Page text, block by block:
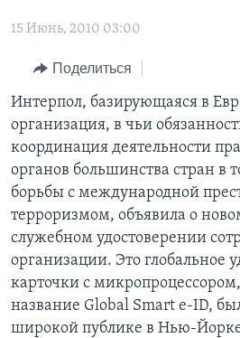
основной
Перейти
поиск
ИТОГИ
ПОЧЕМУ ЭТО ВАЖНО?
ДИСКУССИЯ VOA
НЬЮ-ЙОРК NEW YORK
АМЕРИКА. БОЛЬШОЕ
НАША АМЕРИКАНСКАЯ ИСТОРИЯ
А КАК В АМЕРИКЕ?
АРТЕФАКТЫ
АМЕРИКАНСКИЕ ГОРОДКИ
ТЕСТЫ
ИНТЕРВЬЮ
ФАКТЫ ПРОТИВ ФЕЙКОВ
ЗА СВОБОДУ ПРЕССЫ
УЧИМ АНГЛИЙСКИЙ
ВИДЕО
ПОДПИСКА НА НОВОСТИ
Learning English
СОЦИАЛЬНЫЕ СЕТИ
15 Июнь, 2010 03:00
Поделиться
Интерпол, базирующаяся в
организация, в чьи
координация деятельности
органов большинства стран в
борьбы с международной
терроризмом, объявила о
служебном удостоверении
организации. Это глобальное
карточки с
название Global Smart e-ID,
широкой публике в Нью-